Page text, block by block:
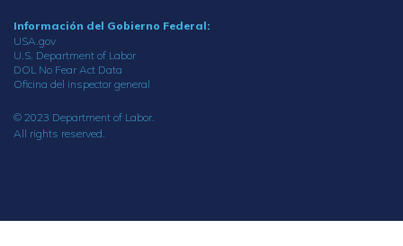
Información del Gobierno Federal:
USA.gov
U.S. Department of Labor
DOL No Fear Act Data
Oficina del inspector general
© 2023 Department of Labor.
All rights reserved.